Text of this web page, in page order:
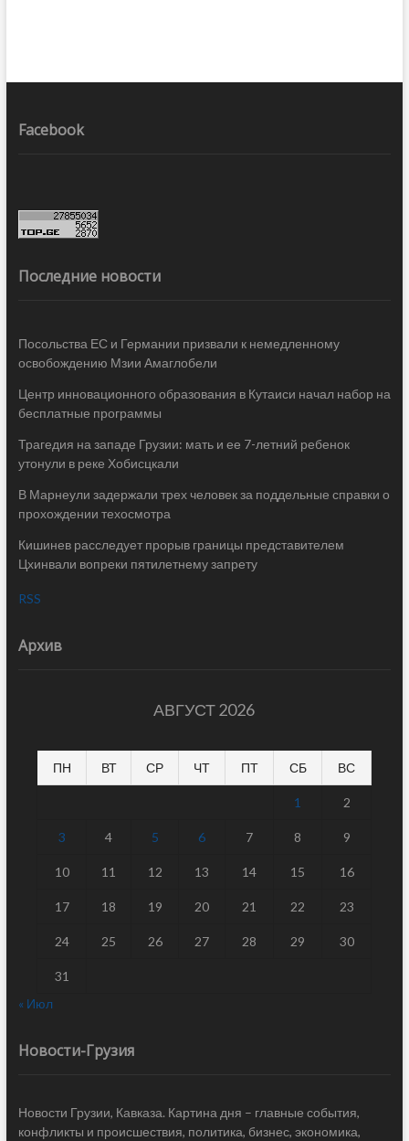
Facebook
Последние новости
Посольства ЕС и Германии призвали к немедленному
освобождению Мзии Амаглобели
Центр инновационного образования в Кутаиси начал набор на
бесплатные программы
Трагедия на западе Грузии: мать и ее 7-летний ребенок
утонули в реке Хобисцкали
В Марнеули задержали трех человек за поддельные справки о
прохождении техосмотра
Кишинев расследует прорыв границы представителем
Цхинвали вопреки пятилетнему запрету
RSS
Архив
АВГУСТ 2026
ПН ВТ СР ЧТ ПТ СБ ВС
1 2
3 4 5 6 7 8 9
10 11 12 13 14 15 16
17 18 19 20 21 22 23
24 25 26 27 28 29 30
31
« Июл
Новости-Грузия
Новости Грузии, Кавказа. Картина дня – главные события,
конфликты и происшествия, политика, бизнес, экономика,